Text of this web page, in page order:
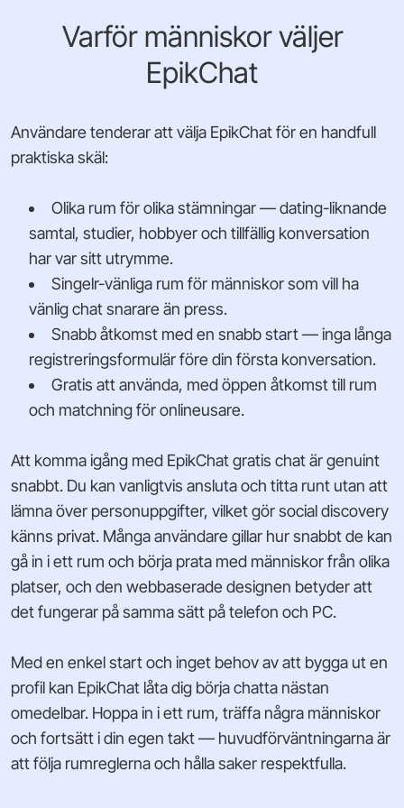
Varför människor väljer
EpikChat
Användare tenderar att välja EpikChat för en handfull
praktiska skäl:
Olika rum för olika stämningar — dating-liknande
samtal, studier, hobbyer och tillfällig konversation
har var sitt utrymme.
Singelr-vänliga rum för människor som vill ha
vänlig chat snarare än press.
Snabb åtkomst med en snabb start — inga långa
registreringsformulär före din första konversation.
Gratis att använda, med öppen åtkomst till rum
och matchning för onlineusare.
Att komma igång med EpikChat gratis chat är genuint
snabbt. Du kan vanligtvis ansluta och titta runt utan att
lämna över personuppgifter, vilket gör social discovery
känns privat. Många användare gillar hur snabbt de kan
gå in i ett rum och börja prata med människor från olika
platser, och den webbaserade designen betyder att
det fungerar på samma sätt på telefon och PC.
Med en enkel start och inget behov av att bygga ut en
profil kan EpikChat låta dig börja chatta nästan
omedelbar. Hoppa in i ett rum, träffa några människor
och fortsätt i din egen takt — huvudförväntningarna är
att följa rumreglerna och hålla saker respektfulla.